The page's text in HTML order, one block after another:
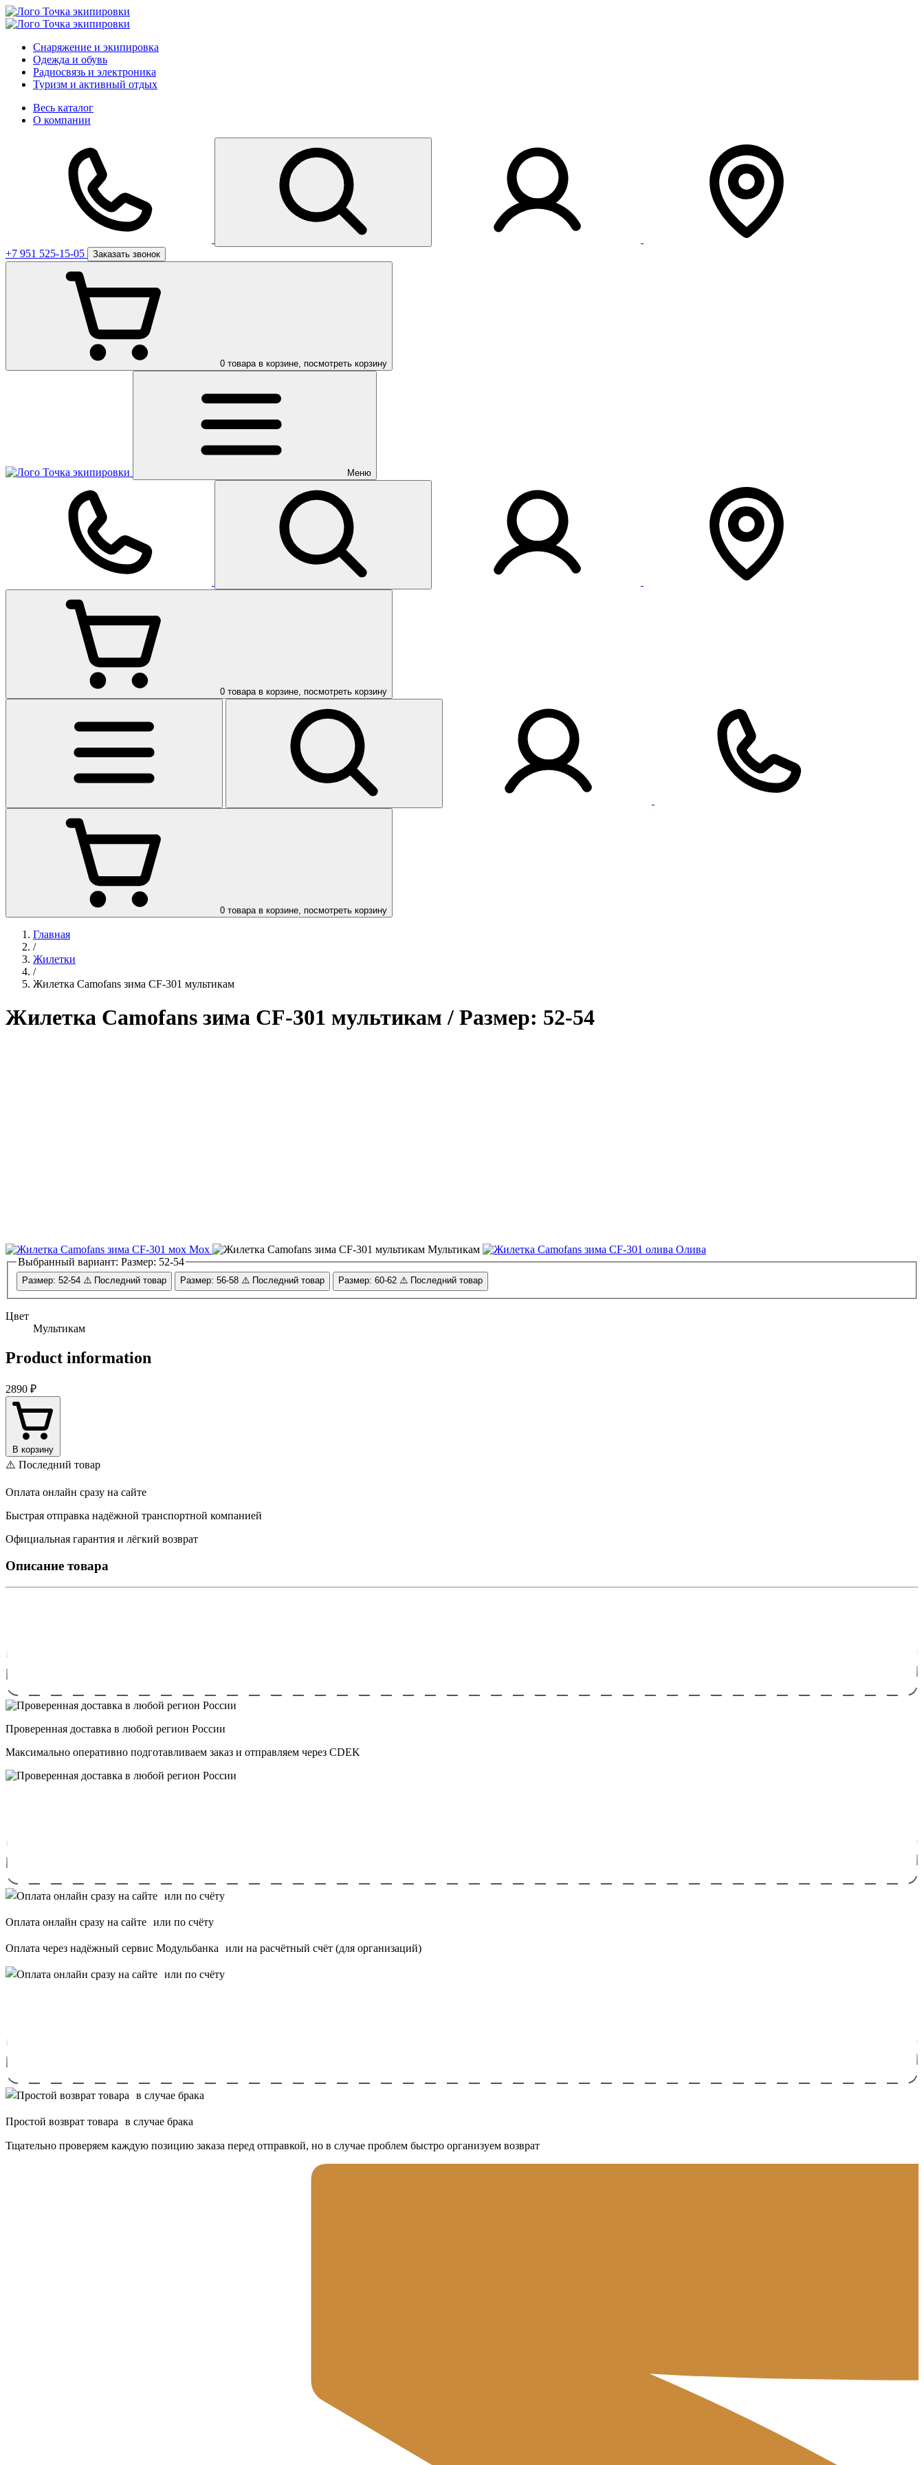
Снаряжение и экипировка
Одежда и обувь
Радиосвязь и электроника
Туризм и активный отдых
Весь каталог
О компании
+7 951 525-15-05 Заказать звонок
0 товара в корзине, посмотреть корзину
Меню
0 товара в корзине, посмотреть корзину
0 товара в корзине, посмотреть корзину
Главная
/
Жилетки
/
Жилетка Camofans зима CF-301 мультикам
Жилетка Camofans зима CF-301 мультикам/ Размер: 52-54
Мох Мультикам
Олива
Выбранный вариант: Размер: 52-54
Размер: 52-54 ⚠️ Последний товар Размер: 56-58 ⚠️ Последний товар Размер: 60-62 ⚠️ Последний товар
Цвет
Мультикам
Product information
2890 ₽
В корзину
⚠️ Последний товар
Оплата онлайн сразу на сайте
Быстрая отправка надёжной транспортной компанией
Официальная гарантия и лёгкий возврат
Описание товара
Проверенная доставка в любой регион России
Максимально оперативно подготавливаем заказ и отправляем через CDEK
Оплата онлайн сразу на сайте или по счёту
Оплата через надёжный сервис Модульбанка или на расчётный счёт (для организаций)
Простой возврат товара в случае брака
Тщательно проверяем каждую позицию заказа перед отправкой, но в случае проблем быстро организуем возврат